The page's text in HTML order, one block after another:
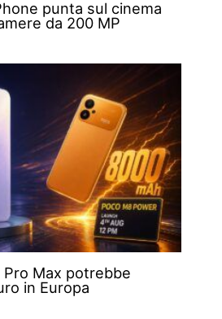
punta sul cinema
da 200 MP
Pro Max potrebbe
in Europa